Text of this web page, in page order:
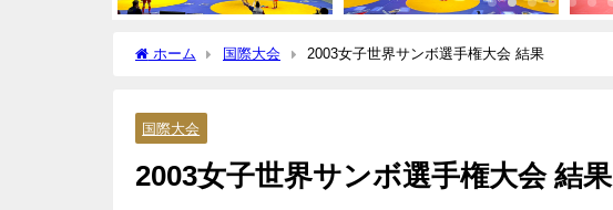
ホーム 国際大会 2003女子世界サンボ選手権大会 結果
国際大会
2003女子世界サンボ選手権大会 結果